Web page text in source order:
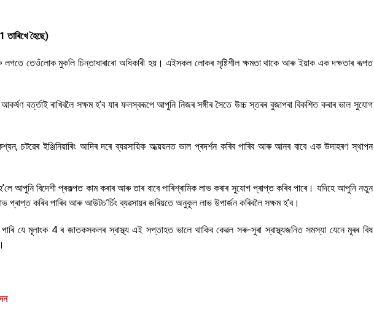
হৈছে)
তেওঁলোক মুকলি চিন্তাধাৰাৰো অধিকাৰী হয়। এইসকল লোকৰ সৃষ্টিশীল ক্ষমতা থাকে আৰু ইয়াক এক দক্ষতাৰ ৰূপত
বৰ্ত্তাই ৰাখিবলৈ সক্ষম হ’ব যাৰ ফলস্বৰূপে আপুনি নিজৰ সঙ্গীৰ সৈতে উচ্চ স্তৰৰ বুজাপৰা বিকশিত কৰাৰ ভাল সুযোগ
চটৱেৰ ইঞ্জিনিয়াৰিং আদিৰ দৰে ব্যৱসায়িক অধ্য়য়নত ভাল প্ৰদৰ্শন কৰিব পাৰিব আৰু আনৰ বাবে এক উদাহৰণ স্থাপন
আপুনি বিদেশী প্ৰকল্পত কাম কৰাৰ আৰু তাৰ বাবে পাৰিশ্ৰামিক লাভ কৰাৰ সুযোগ প্ৰাপ্ত কৰিব পাৰে। যদিহে আপুনি নতুন
প্ৰাপ্ত কৰিব পাৰিব আৰু আউটচ’ৰ্চিং ব্যৱসায়ৰ জৰিয়তে অনুকূল লাভ উপাৰ্জন কৰিবলৈ সক্ষম হ’ব।
যে মূলাংক 4 ৰ জাতকসকলৰ স্বাস্থ্য এই সপ্তাহত ভালে থাকিব কেৱল সৰু-সুৰা স্বাস্থ্যজনিত সমস্যা যেনে মূৰৰ বিষ